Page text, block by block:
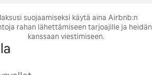
suojaamiseksi käytä aina Airbnb:n
rahan lähettämiseen tarjoajille ja heidän
kanssaan viestimiseen.